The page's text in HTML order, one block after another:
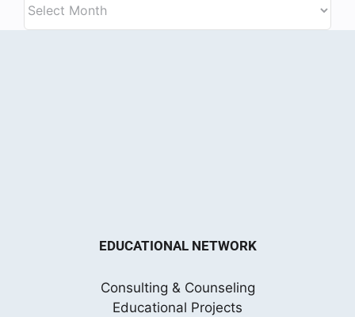
EDUCATIONAL NETWORK
Consulting & Counseling
Educational Projects